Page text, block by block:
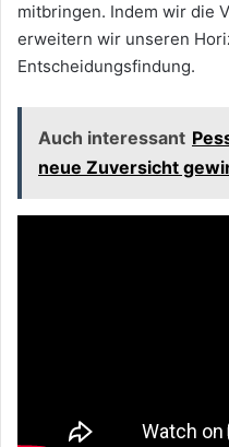
mitbringen. Indem wir die
erweitern wir unseren
Entscheidungsfindung.
Auch interessant
neue Zuversicht